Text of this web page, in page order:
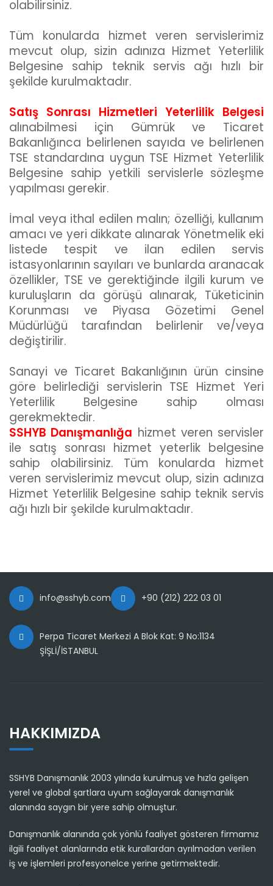
olabilirsiniz.
Tüm konularda hizmet veren servislerimiz
mevcut olup, sizin adınıza Hizmet Yeterlilik
Belgesine sahip teknik servis ağı hızlı bir
şekilde kurulmaktadır.
Satış Sonrası Hizmetleri Yeterlilik Belgesi
alınabilmesi için Gümrük ve Ticaret
Bakanlığınca belirlenen sayıda ve belirlenen
TSE standardına uygun TSE Hizmet Yeterlilik
Belgesine sahip yetkili servislerle sözleşme
yapılması gerekir.
İmal veya ithal edilen malın; özelliği, kullanım
amacı ve yeri dikkate alınarak Yönetmelik eki
listede tespit ve ilan edilen servis
istasyonlarının sayıları ve bunlarda aranacak
özellikler, TSE ve gerektiğinde ilgili kurum ve
kuruluşların da görüşü alınarak, Tüketicinin
Korunması ve Piyasa Gözetimi Genel
Müdürlüğü tarafından belirlenir ve/veya
değiştirilir.
Sanayi ve Ticaret Bakanlığının ürün cinsine
göre belirlediği servislerin TSE Hizmet Yeri
Yeterlilik Belgesine sahip olması
gerekmektedir.
SSHYB Danışmanlığa hizmet veren servisler
ile satış sonrası hizmet yeterlik belgesine
sahip olabilirsiniz. Tüm konularda hizmet
veren servislerimiz mevcut olup, sizin adınıza
Hizmet Yeterlilik Belgesine sahip teknik servis
ağı hızlı bir şekilde kurulmaktadır.
info@sshyb.com +90 (212) 222 03 01
Perpa Ticaret Merkezi A Blok Kat: 9 No:1134
ŞİŞLİ/İSTANBUL
HAKKIMIZDA
SSHYB Danışmanlık 2003 yılında kurulmuş ve hızla gelişen
yerel ve global şartlara uyum sağlayarak danışmanlık
alanında saygın bir yere sahip olmuştur.
Danışmanlık alanında çok yönlü faaliyet gösteren firmamız
ilgili faaliyet alanlarında etik kurallardan ayrılmadan verilen
iş ve işlemleri profesyonelce yerine getirmektedir.